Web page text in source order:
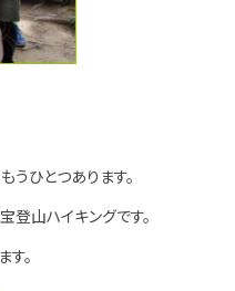
うひとつあります。
登山ハイキングです。
。